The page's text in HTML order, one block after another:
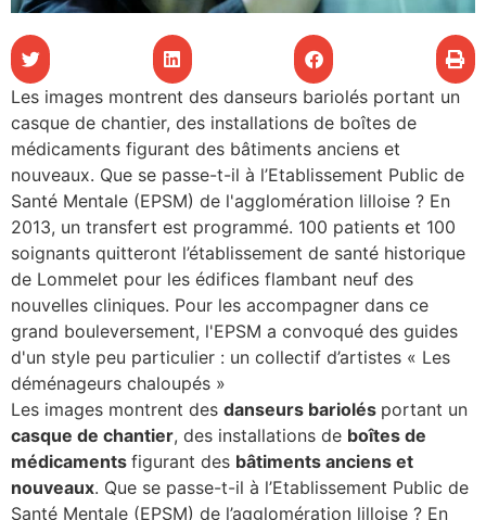
santé
au CHU
& patrimoine
écologique
Les images montrent des danseurs bariolés portant un
casque de chantier, des installations de boîtes de
médicaments figurant des bâtiments anciens et
nouveaux. Que se passe-t-il à l’Etablissement Public de
Santé Mentale (EPSM) de l'agglomération lilloise ? En
2013, un transfert est programmé. 100 patients et 100
soignants quitteront l’établissement de santé historique
de Lommelet pour les édifices flambant neuf des
nouvelles cliniques. Pour les accompagner dans ce
grand bouleversement, l'EPSM a convoqué des guides
d'un style peu particulier : un collectif d’artistes « Les
déménageurs chaloupés »
Les images montrent des danseurs bariolés portant un
casque de chantier, des installations de boîtes de
médicaments figurant des bâtiments anciens et
nouveaux. Que se passe-t-il à l’Etablissement Public de
Santé Mentale (EPSM) de l’agglomération lilloise ? En